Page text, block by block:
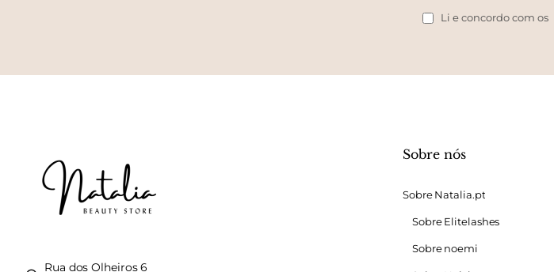
Li e concordo com os
Rua dos Olheiros 6
Sobre nós
Sobre Natalia.pt
Sobre Elitelashes
Sobre noemi